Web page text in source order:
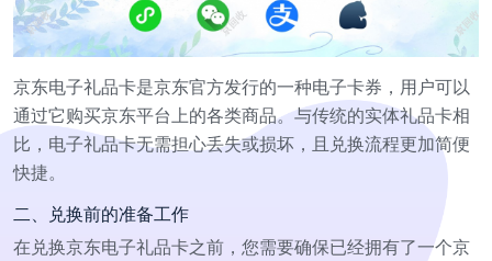
京东电子礼品卡是京东官方发行的一种电子卡券，用户可以
通过它购买京东平台上的各类商品。与传统的实体礼品卡相
比，电子礼品卡无需担心丢失或损坏，且兑换流程更加简便
快捷。
二、兑换前的准备工作
在兑换京东电子礼品卡之前，您需要确保已经拥有了一个京